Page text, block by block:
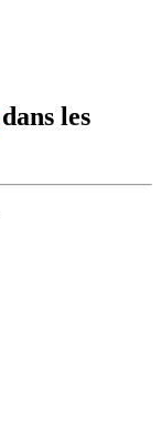
dans les